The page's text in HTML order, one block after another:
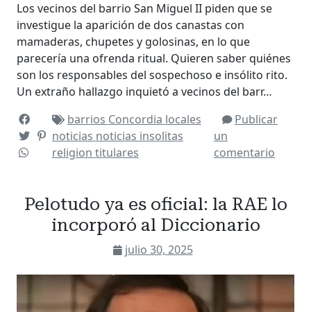
Los vecinos del barrio San Miguel II piden que se
investigue la aparición de dos canastas con
mamaderas, chupetes y golosinas, en lo que
parecería una ofrenda ritual. Quieren saber quiénes
son los responsables del sospechoso e insólito rito.
Un extraño hallazgo inquietó a vecinos del barr…
barrios Concordia locales
noticias noticias insolitas
religion titulares
Publicar
un
comentario
Pelotudo ya es oficial: la RAE lo
incorporó al Diccionario
julio 30, 2025